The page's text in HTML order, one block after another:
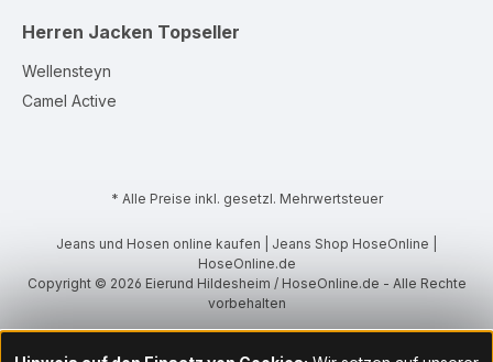
Herren Jacken Topseller
Wellensteyn
Camel Active
* Alle Preise inkl. gesetzl. Mehrwertsteuer
Jeans und Hosen online kaufen | Jeans Shop HoseOnline |
HoseOnline.de
Copyright © 2026 Eierund Hildesheim / HoseOnline.de - Alle Rechte
vorbehalten